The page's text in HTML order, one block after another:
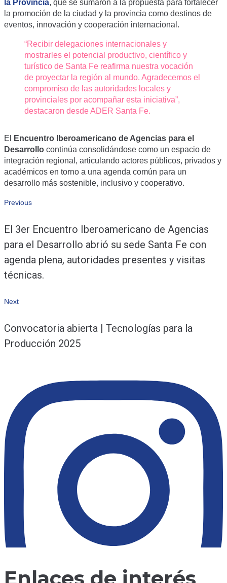
la Provincia, que se sumaron a la propuesta para fortalecer
la promoción de la ciudad y la provincia como destinos de
eventos, innovación y cooperación internacional.
“Recibir delegaciones internacionales y
mostrarles el potencial productivo, científico y
turístico de Santa Fe reafirma nuestra vocación
de proyectar la región al mundo. Agradecemos el
compromiso de las autoridades locales y
provinciales por acompañar esta iniciativa”,
destacaron desde ADER Santa Fe.
El
Encuentro Iberoamericano de Agencias para el
Desarrollo continúa consolidándose como un espacio de
integración regional, articulando actores públicos, privados y
académicos en torno a una agenda común para un
desarrollo más sostenible, inclusivo y cooperativo.
Navegación
de
entradas
Previous
Previous
El 3er Encuentro Iberoamericano de Agencias
para el Desarrollo abrió su sede Santa Fe con
agenda plena, autoridades presentes y visitas
técnicas.
Next
Next
Convocatoria abierta | Tecnologías para la
Producción 2025